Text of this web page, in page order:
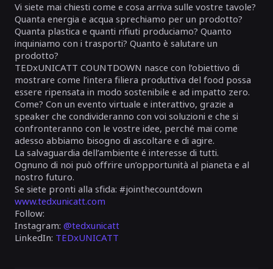
Vi siete mai chiesti come e cosa arriva sulle vostre tavole?
Quanta energia e acqua sprechiamo per un prodotto?
Quanta plastica e quanti rifiuti produciamo? Quanto
inquiniamo con i trasporti? Quanto è salutare un
prodotto?
TEDxUNICATT COUNTDOWN nasce con l’obiettivo di
mostrare come l’intera filiera produttiva del food possa
essere ripensata in modo sostenibile e ad impatto zero.
Come? Con un evento virtuale e interattivo, grazie a
speaker che condivideranno con voi soluzioni e che si
confronteranno con le vostre idee, perché mai come
adesso abbiamo bisogno di ascoltare e di agire.
La salvaguardia dell’ambiente é interesse di tutti.
Ognuno di noi può offrire un’opportunità al pianeta e al
nostro futuro.
Se siete pronti alla sfida: #jointhecountdown
www.tedxunicatt.com
Follow:
Instagram: @tedxunicatt
LinkedIn: TEDxUNICATT